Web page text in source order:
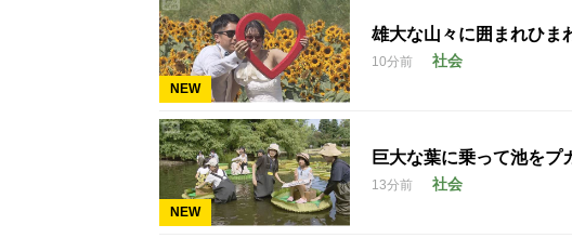
NEW
雄大な山々に囲まれひ
10分前 社会
NEW
巨大な葉に乗って池を
13分前 社会